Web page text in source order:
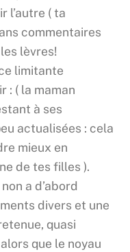
l’autre ( ta
commentaires
lèvres!
limitante
: ( la maman
à ses
actualisées : cela
mieux en
de tes filles ).
a d’abord
divers et une
quasi
que le noyau